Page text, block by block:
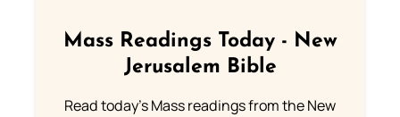
Mass Readings Today - New
Jerusalem Bible
Read today's Mass readings from the New